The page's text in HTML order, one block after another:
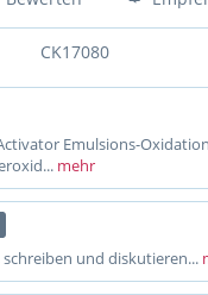
CK17080
Emulsions-
mehr
und diskutieren...